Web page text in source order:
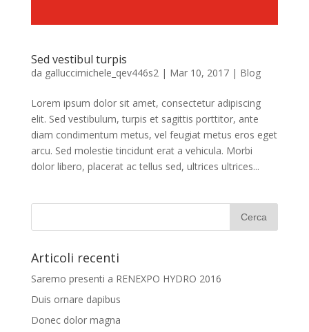
Sed vestibul turpis
da galluccimichele_qev446s2| Mar 10, 2017| Blog
Lorem ipsum dolor sit amet, consectetur adipiscing
elit. Sed vestibulum, turpis et sagittis porttitor, ante
diam condimentum metus, vel feugiat metus eros eget
arcu. Sed molestie tincidunt erat a vehicula. Morbi
dolor libero, placerat ac tellus sed, ultrices ultrices...
Articoli recenti
Saremo presenti a RENEXPO HYDRO 2016
Duis ornare dapibus
Donec dolor magna